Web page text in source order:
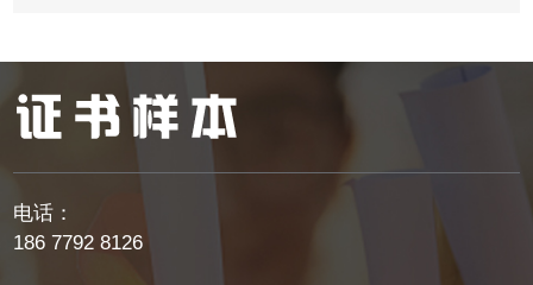
电话：
186 7792 8126